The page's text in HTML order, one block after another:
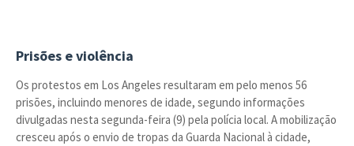
Prisões e violência
Os protestos em Los Angeles resultaram em pelo menos 56
prisões, incluindo menores de idade, segundo informações
divulgadas nesta segunda-feira (9) pela polícia local. A mobilização
cresceu após o envio de tropas da Guarda Nacional à cidade,